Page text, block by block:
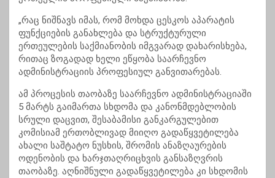
„რაც ნიშნავს იმას, რომ მოხდა ცესკოს აპარატის
ფუნქციების განახლება და სტრუქტურული
ერთეულების საქმიანობის იმგვარად დახარისხება,
რითაც ზოგადად ხელი ეწყობა საარჩევნო
ადმინისტრაციის პროფესიულ განვითარებას.
ამ პროცესის თაობაზე საარჩევნო ადმინისტრაციაში
5 მარტს გაიმართა სხდომა და კანონმდებლობის
სრული დაცვით, შესაბამისი განკარგულებით
კომისიამ ერთობლივად მიიღო გადაწყვეტილება
ახალი საშტატო ნუსხის, შრომის ანაზღაურების
ოდენობის და ხარჯთაღრიცხვის განსაზღვრის
თაობაზე. აღნიშნული გადაწყვეტილება კი სხდომის